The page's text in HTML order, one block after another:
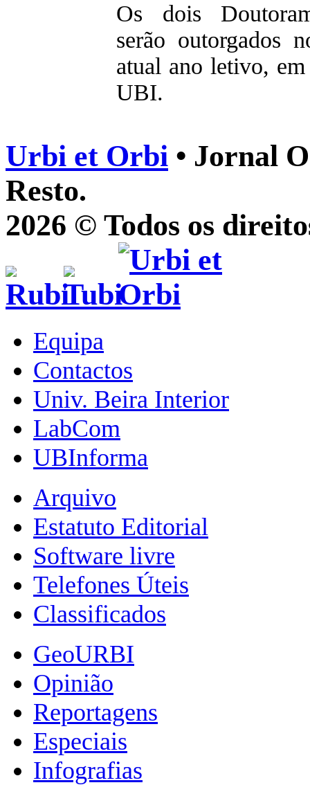
Os dois
serão outorgados
atual ano letivo,
UBI.
Urbi et Orbi • Jornal
Resto.
2026 © Todos os
Equipa
Contactos
Univ. Beira Interior
LabCom
UBInforma
Arquivo
Estatuto Editorial
Software livre
Telefones Úteis
Classificados
GeoURBI
Opinião
Reportagens
Especiais
Infografias